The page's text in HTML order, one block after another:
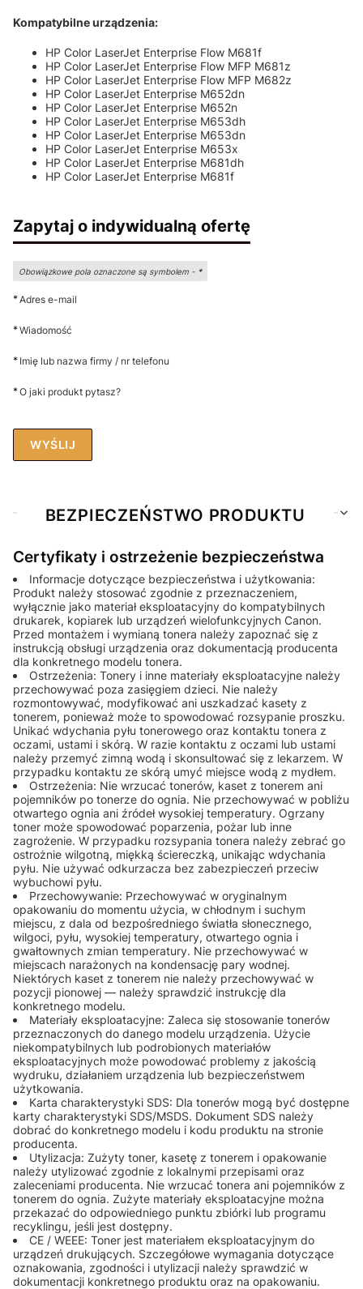
Kompatybilne urządzenia:
HP Color LaserJet Enterprise Flow M681f
HP Color LaserJet Enterprise Flow MFP M681z
HP Color LaserJet Enterprise Flow MFP M682z
HP Color LaserJet Enterprise M652dn
HP Color LaserJet Enterprise M652n
HP Color LaserJet Enterprise M653dh
HP Color LaserJet Enterprise M653dn
HP Color LaserJet Enterprise M653x
HP Color LaserJet Enterprise M681dh
HP Color LaserJet Enterprise M681f
Zapytaj o indywidualną ofertę
Obowiązkowe pola oznaczone są symbolem - *
*Adres e-mail
*Wiadomość
* Imię lub nazwa firmy / nr telefonu
*O jaki produkt pytasz?
WYŚLIJ
BEZPIECZEŃSTWO PRODUKTU
Certyfikaty i ostrzeżenie bezpieczeństwa
Informacje dotyczące bezpieczeństwa i użytkowania:
Produkt należy stosować zgodnie z przeznaczeniem,
wyłącznie jako materiał eksploatacyjny do kompatybilnych
drukarek, kopiarek lub urządzeń wielofunkcyjnych Canon.
Przed montażem i wymianą tonera należy zapoznać się z
instrukcją obsługi urządzenia oraz dokumentacją producenta
dla konkretnego modelu tonera.
Ostrzeżenia: Tonery i inne materiały eksploatacyjne należy
przechowywać poza zasięgiem dzieci. Nie należy
rozmontowywać, modyfikować ani uszkadzać kasety z
tonerem, ponieważ może to spowodować rozsypanie proszku.
Unikać wdychania pyłu tonerowego oraz kontaktu tonera z
oczami, ustami i skórą. W razie kontaktu z oczami lub ustami
należy przemyć zimną wodą i skonsultować się z lekarzem. W
przypadku kontaktu ze skórą umyć miejsce wodą z mydłem.
Ostrzeżenia: Nie wrzucać tonerów, kaset z tonerem ani
pojemników po tonerze do ognia. Nie przechowywać w pobliżu
otwartego ognia ani źródeł wysokiej temperatury. Ogrzany
toner może spowodować poparzenia, pożar lub inne
zagrożenie. W przypadku rozsypania tonera należy zebrać go
ostrożnie wilgotną, miękką ściereczką, unikając wdychania
pyłu. Nie używać odkurzacza bez zabezpieczeń przeciw
wybuchowi pyłu.
Przechowywanie: Przechowywać w oryginalnym
opakowaniu do momentu użycia, w chłodnym i suchym
miejscu, z dala od bezpośredniego światła słonecznego,
wilgoci, pyłu, wysokiej temperatury, otwartego ognia i
gwałtownych zmian temperatury. Nie przechowywać w
miejscach narażonych na kondensację pary wodnej.
Niektórych kaset z tonerem nie należy przechowywać w
pozycji pionowej — należy sprawdzić instrukcję dla
konkretnego modelu.
Materiały eksploatacyjne: Zaleca się stosowanie tonerów
przeznaczonych do danego modelu urządzenia. Użycie
niekompatybilnych lub podrobionych materiałów
eksploatacyjnych może powodować problemy z jakością
wydruku, działaniem urządzenia lub bezpieczeństwem
użytkowania.
Karta charakterystyki SDS: Dla tonerów mogą być dostępne
karty charakterystyki SDS/MSDS. Dokument SDS należy
dobrać do konkretnego modelu i kodu produktu na stronie
producenta.
Utylizacja: Zużyty toner, kasetę z tonerem i opakowanie
należy utylizować zgodnie z lokalnymi przepisami oraz
zaleceniami producenta. Nie wrzucać tonera ani pojemników z
tonerem do ognia. Zużyte materiały eksploatacyjne można
przekazać do odpowiedniego punktu zbiórki lub programu
recyklingu, jeśli jest dostępny.
CE / WEEE: Toner jest materiałem eksploatacyjnym do
urządzeń drukujących. Szczegółowe wymagania dotyczące
oznakowania, zgodności i utylizacji należy sprawdzić w
dokumentacji konkretnego produktu oraz na opakowaniu.